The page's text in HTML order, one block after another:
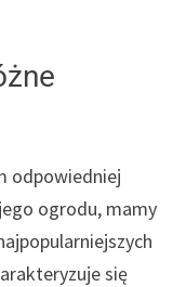
odpowiedniej
ogrodu, mamy
się